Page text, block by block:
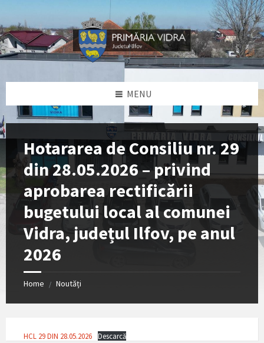
content
left
sidebar
right
sidebar
footer
MENU
Hotararea de Consiliu nr. 29
din 28.05.2026 – privind
aprobarea rectificǎrii
bugetului local al comunei
Vidra, județul Ilfov, pe anul
2026
Home / Noutăți
HCL 29 DIN 28.05.2026 Descarcă